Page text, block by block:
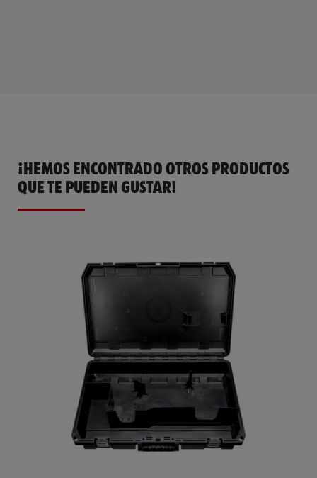
¡HEMOS ENCONTRADO OTROS PRODUCTOS
QUE TE PUEDEN GUSTAR!